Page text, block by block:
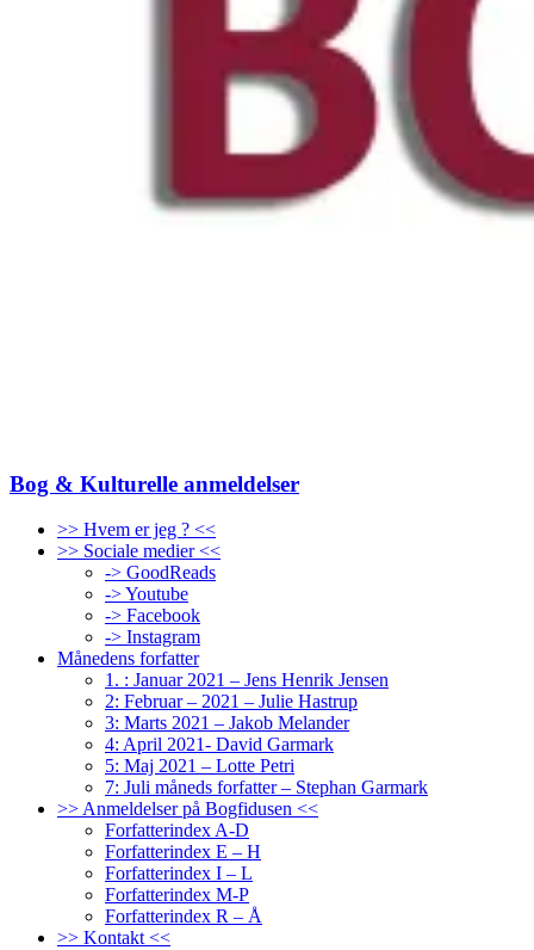
Bog & Kulturelle anmeldelser
>> Hvem er jeg ? <<
>> Sociale medier <<
-> GoodReads
-> Youtube
-> Facebook
-> Instagram
Månedens forfatter
1. : Januar 2021 – Jens Henrik Jensen
2: Februar – 2021 – Julie Hastrup
3: Marts 2021 – Jakob Melander
4: April 2021- David Garmark
5: Maj 2021 – Lotte Petri
7: Juli måneds forfatter – Stephan Garmark
>> Anmeldelser på Bogfidusen <<
Forfatterindex A-D
Forfatterindex E – H
Forfatterindex I – L
Forfatterindex M-P
Forfatterindex R – Å
>> Kontakt <<